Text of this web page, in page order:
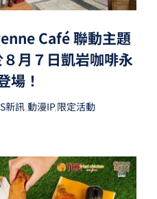
Café 聯動主題
月７日凱岩咖啡永
場！
新訊,動漫IP,限定活動